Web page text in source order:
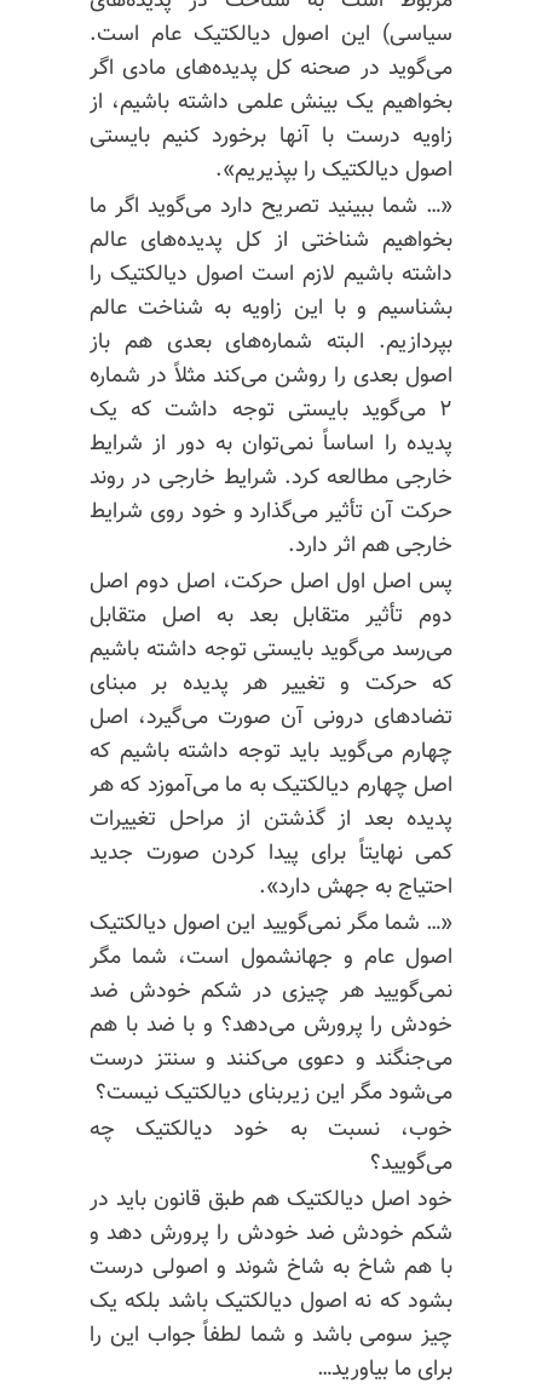
سیاسی) این اصول دیالکتیک عام است.
می‌گوید در صحنه کل پدیده‌های مادی اگر
بخواهیم یک بینش علمی داشته باشیم، از
زاویه درست با آنها برخورد کنیم بایستی
اصول دیالکتیک را بپذیریم».
«… شما ببینید تصریح دارد می‌گوید اگر ما
بخواهیم شناختی از کل پدیده‌های عالم
داشته باشیم لازم است اصول دیالکتیک را
بشناسیم و با این زاویه به شناخت عالم
بپردازیم. البته شماره‌های بعدی هم باز
اصول بعدی را روشن می‌کند مثلاً در شماره
۲ می‌گوید بایستی توجه داشت که یک
پدیده را اساساً نمی‌توان به دور از شرایط
خارجی مطالعه کرد. شرایط خارجی در روند
حرکت آن تأثیر می‌گذارد و خود روی شرایط
خارجی هم اثر دارد.
پس اصل اول اصل حرکت، اصل دوم اصل
دوم تأثیر متقابل بعد به اصل متقابل
می‌رسد می‌گوید بایستی توجه داشته باشیم
که حرکت و تغییر هر پدیده بر مبنای
تضادهای درونی آن صورت می‌گیرد، اصل
چهارم می‌گوید باید توجه داشته باشیم که
اصل چهارم دیالکتیک به ما می‌آموزد که هر
پدیده بعد از گذشتن از مراحل تغییرات
کمی نهایتاً برای پیدا کردن صورت جدید
احتیاج به جهش دارد».
«… شما مگر نمی‌گویید این اصول دیالکتیک
اصول عام و جهانشمول است، شما مگر
نمی‌گویید هر چیزی در شکم خودش ضد
خودش را پرورش می‌دهد؟ و با ضد با هم
می‌جنگند و دعوی می‌کنند و سنتز درست
می‌شود مگر این زیربنای دیالکتیک نیست؟
خوب، نسبت به خود دیالکتیک چه
می‌گویید؟
خود اصل دیالکتیک هم طبق قانون باید در
شکم خودش ضد خودش را پرورش دهد و
با هم شاخ به شاخ شوند و اصولی درست
بشود که نه اصول دیالکتیک باشد بلکه یک
چیز سومی باشد و شما لطفاً جواب این را
برای ما بیاورید…